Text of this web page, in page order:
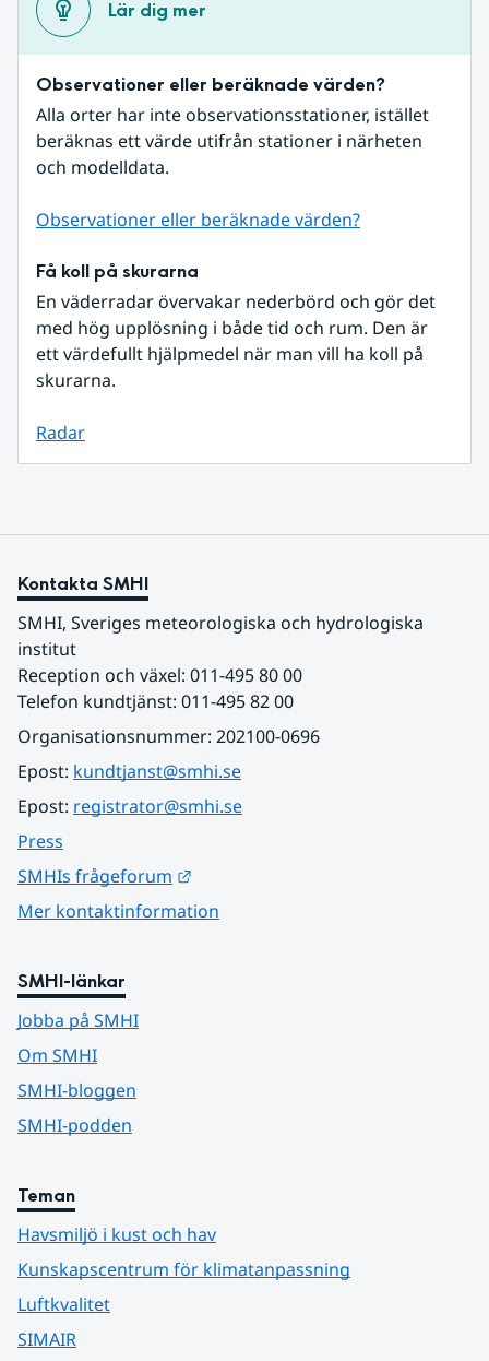
Lär dig mer
Observationer eller beräknade värden?
Alla orter har inte observationsstationer, istället
beräknas ett värde utifrån stationer i närheten
och modelldata.
Observationer eller beräknade värden?
Få koll på skurarna
En väderradar övervakar nederbörd och gör det
med hög upplösning i både tid och rum. Den är
ett värdefullt hjälpmedel när man vill ha koll på
skurarna.
Radar
Kontakta SMHI
SMHI, Sveriges meteorologiska och hydrologiska
institut
Reception och växel: 011-495 80 00
Telefon kundtjänst: 011-495 82 00
Organisationsnummer: 202100-0696
Epost: kundtjanst@smhi.se
Epost: registrator@smhi.se
Press
SMHIs frågeforum
Mer kontaktinformation
SMHI-länkar
Jobba på SMHI
Om SMHI
SMHI-bloggen
SMHI-podden
Teman
Havsmiljö i kust och hav
Kunskapscentrum för klimatanpassning
Luftkvalitet
SIMAIR